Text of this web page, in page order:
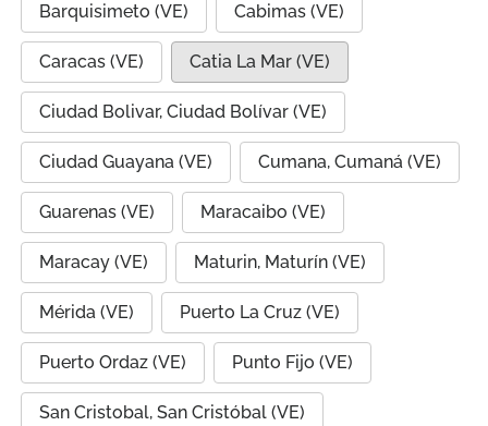
Barquisimeto (VE) Cabimas (VE)
Caracas (VE) Catia La Mar (VE)
Ciudad Bolivar, Ciudad Bolívar (VE)
Ciudad Guayana (VE) Cumana, Cumaná (VE)
Guarenas (VE) Maracaibo (VE)
Maracay (VE) Maturin, Maturín (VE)
Mérida (VE) Puerto La Cruz (VE)
Puerto Ordaz (VE) Punto Fijo (VE)
San Cristobal, San Cristóbal (VE)